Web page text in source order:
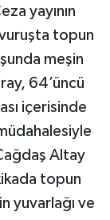
yayının
topun
meşin
64’üncü
içerisinde
Altay
topun
yuvarlağı ve